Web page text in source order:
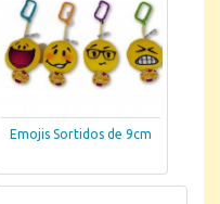
Emojis Sortidos de 9cm